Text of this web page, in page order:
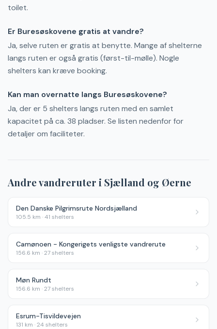
toilet.
Er Buresøskovene gratis at vandre?
Ja, selve ruten er gratis at benytte. Mange af shelterne
langs ruten er også gratis (først-til-mølle). Nogle
shelters kan kræve booking.
Kan man overnatte langs Buresøskovene?
Ja, der er 5 shelters langs ruten med en samlet
kapacitet på ca. 38 pladser. Se listen nedenfor for
detaljer om faciliteter.
Andre vandreruter i Sjælland og Øerne
Den Danske Pilgrimsrute Nordsjælland
105.5 km ·41 shelters
Camønoen - Kongerigets venligste vandrerute
156.6 km ·27shelters
Møn Rundt
156.6 km ·27shelters
Esrum-Tisvildevejen
131 km ·24 shelters